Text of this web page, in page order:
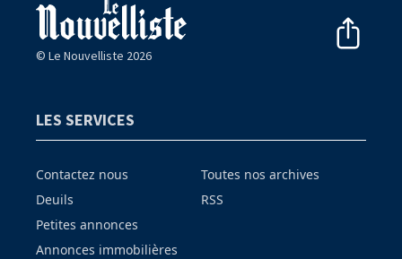
© Le Nouvelliste 2026
LES SERVICES
Contactez nous
Deuils
Petites annonces
Annonces immobilières
Toutes nos archives
RSS